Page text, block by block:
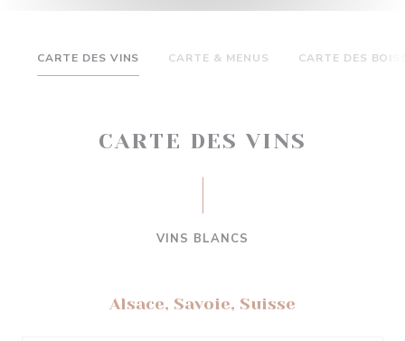
CARTE DES VINS CARTE & MENUS CARTE DES
CARTE DES VINS
VINS BLANCS
Alsace, Savoie, Suisse